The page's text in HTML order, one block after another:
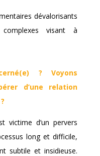
dévalorisants
visant à
? Voyons
d’une relation
victime d’un pervers
long et difficile,
subtile et insidieuse.